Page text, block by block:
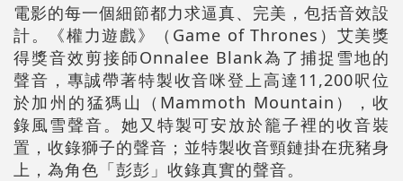
電影的每一個細節都力求逼真、完美，包括音效設
計。《權力遊戲》（Game of Thrones）艾美獎
得獎音效剪接師Onnalee Blank為了捕捉雪地的
聲音，專誠帶著特製收音咪登上高達11,200呎位
於加州的猛獁山（Mammoth Mountain），收
錄風雪聲音。她又特製可安放於籠子裡的收音裝
置，收錄獅子的聲音；並特製收音頸鏈掛在疣豬身
上，為角色「彭彭」收錄真實的聲音。